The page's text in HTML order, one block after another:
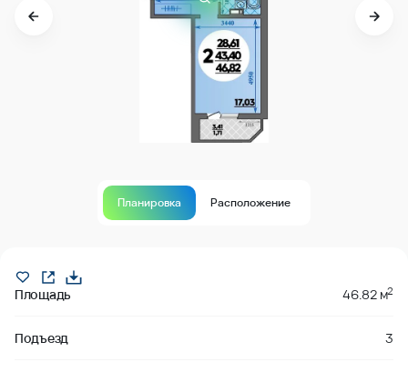
Планировка Расположение
Площадь 46.82 м2
Подъезд 3